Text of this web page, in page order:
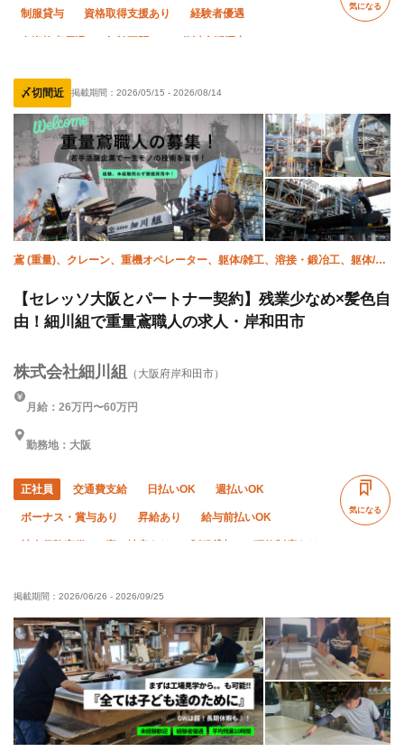
制服貸与 資格取得支援あり 経験者優遇
年末年始休暇
気になる
〆切間近 掲載期間： 2026/05/15 - 2026/08/14
鳶 (重量)、クレーン、重機オペレーター、躯体/雑工、溶接・鍛冶工、躯体/鳶
【セレッソ大阪とパートナー契約】残業少なめ×髪色自
由！細川組で重量鳶職人の求人・岸和田市
株式会社細川組 （大阪府岸和田市）
月給：26万円〜60万円
勤務地：大阪
正社員 交通費支給 日払いOK 週払いOK
ボーナス・賞与あり 昇給あり 給与前払いOK
WワークOK 禁煙・分煙
有資格者優遇 50代以上活躍中 直帰・直行OK
土日休み 夏季休暇 年末年始休暇 車・バイク通勤OK
転勤なし
気になる
掲載期間： 2026/06/26 - 2026/09/25